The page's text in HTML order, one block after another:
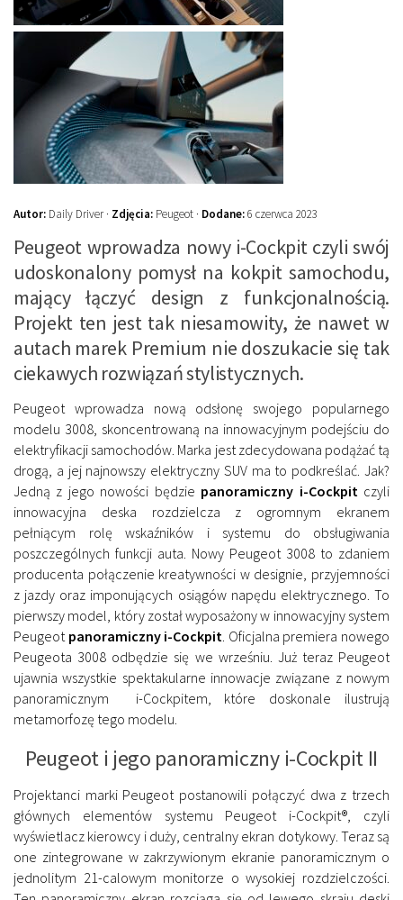
Autor: Daily Driver · Zdjęcia: Peugeot · Dodane:6 czerwca 2023
Peugeot wprowadza nowy i-Cockpit czyli swój
udoskonalony pomysł na kokpit samochodu,
mający łączyć design z funkcjonalnością.
Projekt ten jest tak niesamowity, że nawet w
autach marek Premium nie doszukacie się tak
ciekawych rozwiązań stylistycznych.
Peugeot wprowadza nową odsłonę swojego popularnego
modelu 3008, skoncentrowaną na innowacyjnym podejściu do
elektryfikacji samochodów. Marka jest zdecydowana podążać tą
drogą, a jej najnowszy elektryczny SUV ma to podkreślać. Jak?
Jedną z jego nowości będzie panoramiczny i-Cockpit czyli
innowacyjna deska rozdzielcza z ogromnym ekranem
pełniącym rolę wskaźników i systemu do obsługiwania
poszczególnych funkcji auta. Nowy Peugeot 3008 to zdaniem
producenta połączenie kreatywności w designie, przyjemności
z jazdy oraz imponujących osiągów napędu elektrycznego. To
pierwszy model, który został wyposażony w innowacyjny system
Peugeot panoramiczny i-Cockpit . Oficjalna premiera nowego
Peugeota 3008 odbędzie się we wrześniu. Już teraz Peugeot
ujawnia wszystkie spektakularne innowacje związane z nowym
panoramicznym i-Cockpitem, które doskonale ilustrują
metamorfozę tego modelu.
Peugeot i jego panoramiczny i-Cockpit II
Projektanci marki Peugeot postanowili połączyć dwa z trzech
głównych elementów systemu Peugeot i-Cockpit®, czyli
wyświetlacz kierowcy i duży, centralny ekran dotykowy. Teraz są
one zintegrowane w zakrzywionym ekranie panoramicznym o
jednolitym 21-calowym monitorze o wysokiej rozdzielczości.